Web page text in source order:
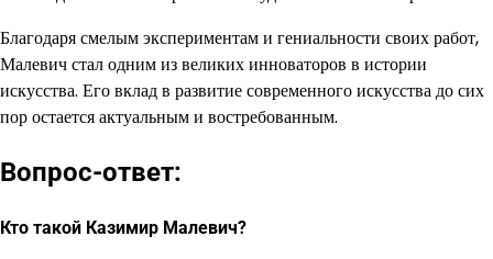
Благодаря смелым экспериментам и гениальности своих работ,
Малевич стал одним из великих инноваторов в истории
искусства. Его вклад в развитие современного искусства до сих
пор остается актуальным и востребованным.
Вопрос-ответ:
Кто такой Казимир Малевич?